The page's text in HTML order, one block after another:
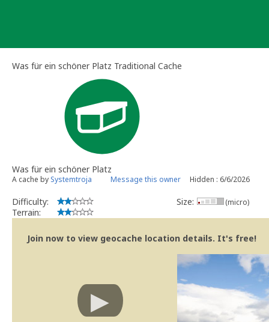
Was für ein schöner Platz Traditional Cache
Was für ein schöner Platz
A cache by Systemtroja Message this owner Hidden : 6/6/2026
Difficulty:
Terrain:
Size: (micro)
Join now to view geocache location details. It's free!